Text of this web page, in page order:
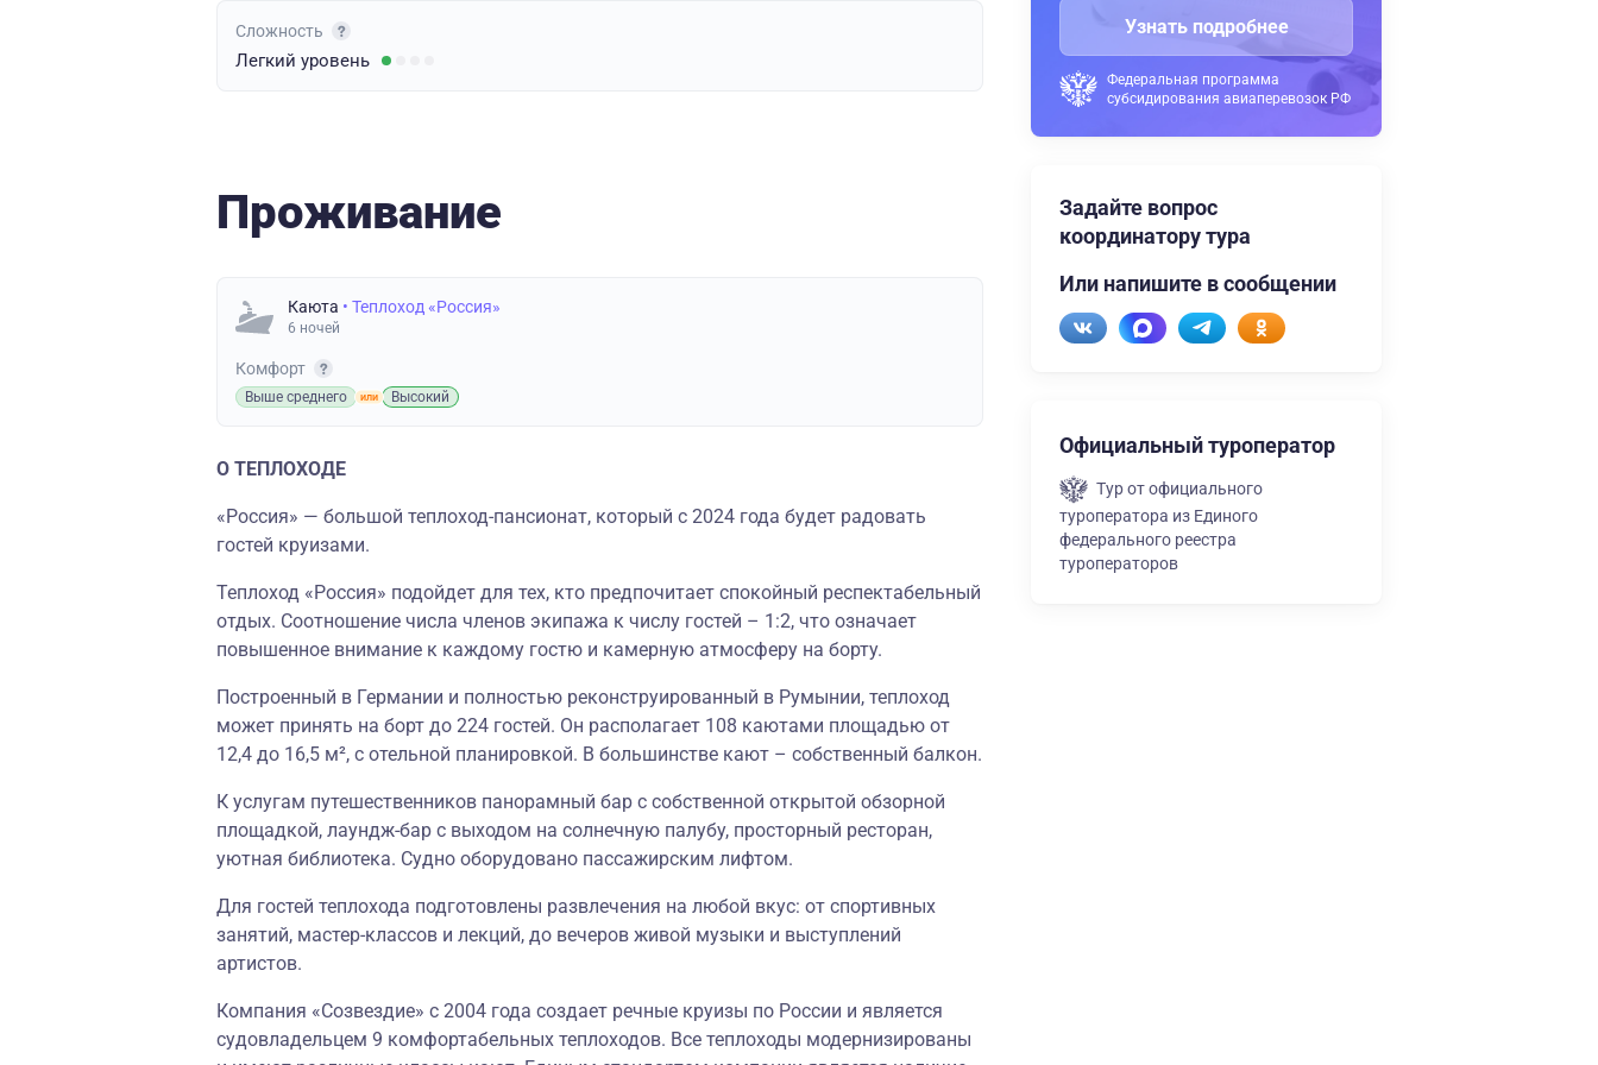
Сложность
Легкий уровень
Проживание
Каюта • Теплоход «Россия»
6 ночей
Комфорт
Выше среднего Высокий
О ТЕПЛОХОДЕ
«Россия» — большой теплоход-пансионат, который с 2024 года будет радовать
гостей круизами.
Теплоход «Россия» подойдет для тех, кто предпочитает спокойный респектабельный
отдых. Соотношение числа членов экипажа к числу гостей – 1:2, что означает
повышенное внимание к каждому гостю и камерную атмосферу на борту.
Построенный в Германии и полностью реконструированный в Румынии, теплоход
может принять на борт до 224 гостей. Он располагает 108 каютами площадью от
12,4 до 16,5 м², с отельной планировкой. В большинстве кают – собственный балкон.
К услугам путешественников панорамный бар с собственной открытой обзорной
площадкой, лаундж-бар с выходом на солнечную палубу, просторный ресторан,
уютная библиотека. Судно оборудовано пассажирским лифтом.
Для гостей теплохода подготовлены развлечения на любой вкус: от спортивных
занятий, мастер-классов и лекций, до вечеров живой музыки и выступлений
артистов.
Компания «Созвездие» с 2004 года создает речные круизы по России и является
судовладельцем 9 комфортабельных теплоходов. Все теплоходы модернизированы
Узнать подробнее
Федеральная программа
субсидирования авиаперевозок РФ
Задайте вопрос
координатору тура
Или напишите в сообщении
Официальный туроператор
Тур от официального
туроператора из Единого
федерального реестра
туроператоров